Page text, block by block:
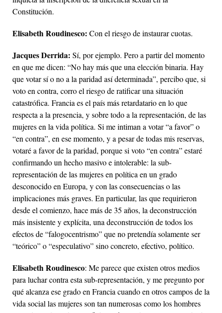
Constitución.
Elisabeth Roudinesco: Con el riesgo de instaurar cuotas.
Jacques Derrida: Sí, por ejemplo. Pero a partir del momento
en que me dicen: “No hay más que una elección binaria. Hay
que votar sí o no a la paridad así determinada”, percibo que, si
voto en contra, corro el riesgo de ratificar una situación
catastrófica. Francia es el país más retardatario en lo que
respecta a la presencia, y sobre todo a la representación, de las
mujeres en la vida política. Si me intiman a votar “a favor” o
“en contra”, en ese momento, y a pesar de todas mis reservas,
votaré a favor de la paridad, porque si voto “en contra” estaré
confirmando un hecho masivo e intolerable: la sub-
representación de las mujeres en política en un grado
desconocido en Europa, y con las consecuencias o las
implicaciones más graves. En particular, las que requirieron
desde el comienzo, hace más de 35 años, la deconstrucción
más insistente y explícita, una deconstrucción de todos los
efectos de “falogocentrismo” que no pretendía solamente ser
“teórico” o “especulativo” sino concreto, efectivo, político.
Elisabeth Roudinesco: Me parece que existen otros medios
para luchar contra esta sub-representación, y me pregunto por
qué alcanza ese grado en Francia cuando en otros campos de la
vida social las mujeres son tan numerosas como los hombres